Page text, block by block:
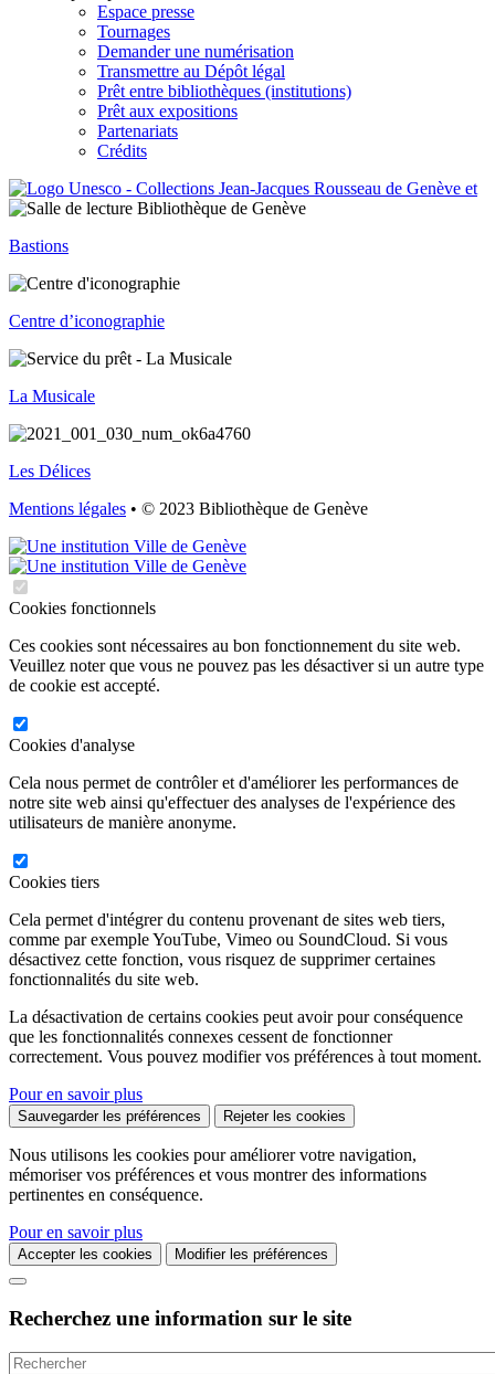
Espace presse
Tournages
Demander une numérisation
Transmettre au Dépôt légal
Prêt entre bibliothèques (institutions)
Prêt aux expositions
Partenariats
Crédits
Bastions
Centre d’iconographie
La Musicale
Les Délices
Mentions légales • © 2023 Bibliothèque de Genève
Cookies fonctionnels
Ces cookies sont nécessaires au bon fonctionnement du site web.
Veuillez noter que vous ne pouvez pas les désactiver si un autre type
de cookie est accepté.
Cookies d'analyse
Cela nous permet de contrôler et d'améliorer les performances de
notre site web ainsi qu'effectuer des analyses de l'expérience des
utilisateurs de manière anonyme.
Cookies tiers
Cela permet d'intégrer du contenu provenant de sites web tiers,
comme par exemple YouTube, Vimeo ou SoundCloud. Si vous
désactivez cette fonction, vous risquez de supprimer certaines
fonctionnalités du site web.
La désactivation de certains cookies peut avoir pour conséquence
que les fonctionnalités connexes cessent de fonctionner
correctement. Vous pouvez modifier vos préférences à tout moment.
Pour en savoir plus
Sauvegarder les préférences Rejeter les cookies
Nous utilisons les cookies pour améliorer votre navigation,
mémoriser vos préférences et vous montrer des informations
pertinentes en conséquence.
Pour en savoir plus
Accepter les cookies Modifier les préférences
Recherchez une information sur le site